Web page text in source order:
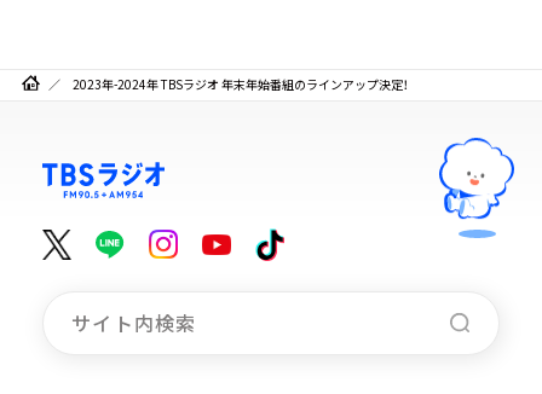
2023年-2024年 TBSラジオ 年末年始番組のラインアップ決定！